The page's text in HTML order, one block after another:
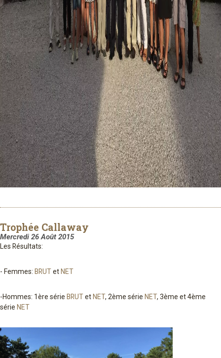
Trophée Callaway
Mercredi 26 Août 2015
Les Résultats:
- Femmes: BRUTetNET
-Hommes: 1ère série BRUTetNET, 2ème série NET, 3ème et 4ème
série NET